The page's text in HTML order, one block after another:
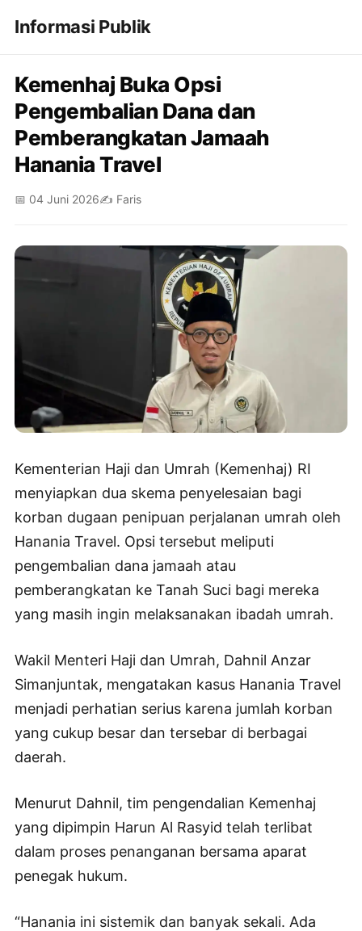
Informasi Publik
Kemenhaj Buka Opsi
Pengembalian Dana dan
Pemberangkatan Jamaah
Hanania Travel
📅 04 Juni 2026✍️ Faris
Kementerian Haji dan Umrah (Kemenhaj) RI
menyiapkan dua skema penyelesaian bagi
korban dugaan penipuan perjalanan umrah oleh
Hanania Travel. Opsi tersebut meliputi
pengembalian dana jamaah atau
pemberangkatan ke Tanah Suci bagi mereka
yang masih ingin melaksanakan ibadah umrah.
Wakil Menteri Haji dan Umrah, Dahnil Anzar
Simanjuntak, mengatakan kasus Hanania Travel
menjadi perhatian serius karena jumlah korban
yang cukup besar dan tersebar di berbagai
daerah.
Menurut Dahnil, tim pengendalian Kemenhaj
yang dipimpin Harun Al Rasyid telah terlibat
dalam proses penanganan bersama aparat
penegak hukum.
“Hanania ini sistemik dan banyak sekali. Ada